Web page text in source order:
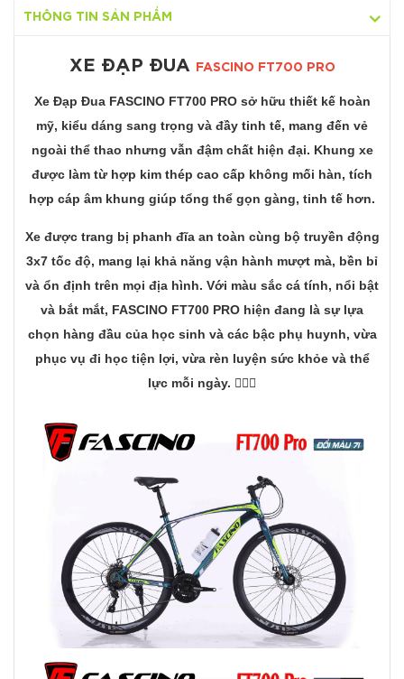
THÔNG TIN SẢN PHẨM
XE ĐẠP ĐUA FASCINO FT700 PRO
Xe Đạp Đua FASCINO FT700 PROsở hữu thiết kế hoàn
mỹ, kiểu dáng sang trọng và đầy tinh tế, mang đến vẻ
ngoài thể thao nhưng vẫn đậm chất hiện đại. Khung xe
được làm từ hợp kim thép cao cấp không mối hàn, tích
hợp cáp âm khung giúp tổng thể gọn gàng, tinh tế hơn.
Xe được trang bị phanh đĩa an toàn cùng bộ truyền động
3x7 tốc độ, mang lại khả năng vận hành mượt mà, bền bỉ
và ổn định trên mọi địa hình. Với màu sắc cá tính, nổi bật
và bắt mắt, FASCINO FT700 PRO hiện đang là sự lựa
chọn hàng đầu của học sinh và các bậc phụ huynh, vừa
phục vụ đi học tiện lợi, vừa rèn luyện sức khỏe và thể
lực mỗi ngày. 🚴‍♀️✨